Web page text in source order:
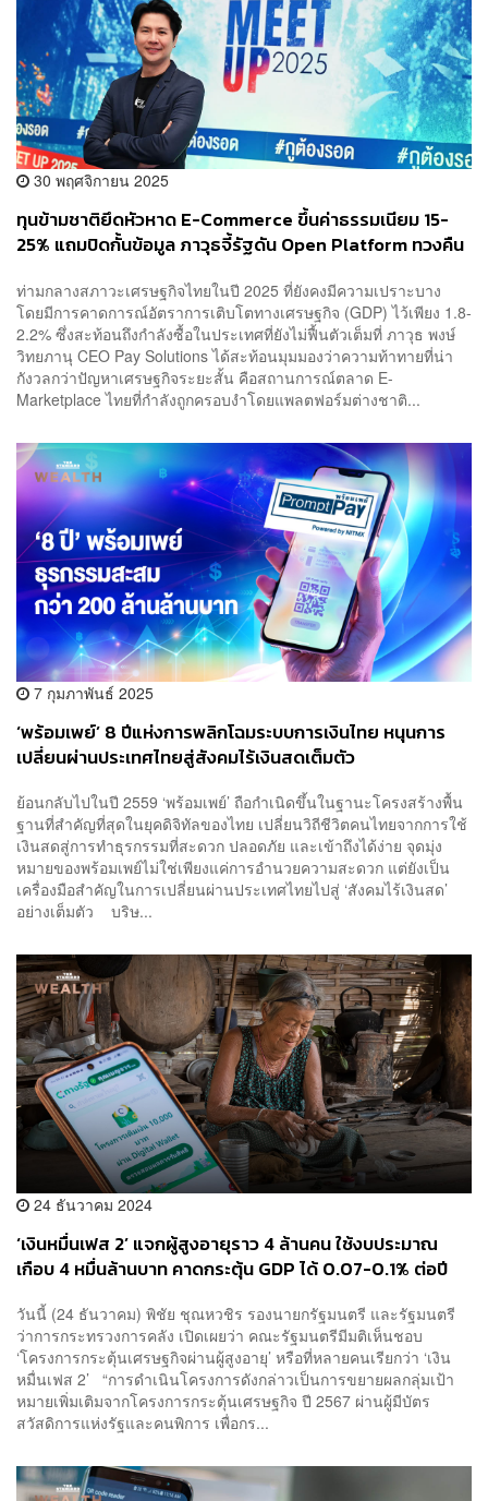
30 พฤศจิกายน 2025
ทุนข้ามชาติยึดหัวหาด E-Commerce ขึ้นค่าธรรมเนียม 15-
25% แถมปิดกั้นข้อมูล ภาวุธจี้รัฐดัน Open Platform ทวงคืน
ท่ามกลางสภาวะเศรษฐกิจไทยในปี 2025 ที่ยังคงมีความเปราะบาง
โดยมีการคาดการณ์อัตราการเติบโตทางเศรษฐกิจ (GDP) ไว้เพียง 1.8-
2.2% ซึ่งสะท้อนถึงกำลังซื้อในประเทศที่ยังไม่ฟื้นตัวเต็มที่ ภาวุธ พงษ์
วิทยภานุ CEO Pay Solutions ได้สะท้อนมุมมองว่าความท้าทายที่น่า
กังวลกว่าปัญหาเศรษฐกิจระยะสั้น คือสถานการณ์ตลาด E-
Marketplace ไทยที่กำลังถูกครอบงำโดยแพลตฟอร์มต่างชาติ...
7 กุมภาพันธ์ 2025
‘พร้อมเพย์’ 8 ปีแห่งการพลิกโฉมระบบการเงินไทย หนุนการ
เปลี่ยนผ่านประเทศไทยสู่สังคมไร้เงินสดเต็มตัว
ย้อนกลับไปในปี 2559 ‘พร้อมเพย์’ ถือกำเนิดขึ้นในฐานะโครงสร้างพื้น
ฐานที่สำคัญที่สุดในยุคดิจิทัลของไทย เปลี่ยนวิถีชีวิตคนไทยจากการใช้
เงินสดสู่การทำธุรกรรมที่สะดวก ปลอดภัย และเข้าถึงได้ง่าย จุดมุ่ง
หมายของพร้อมเพย์ไม่ใช่เพียงแค่การอำนวยความสะดวก แต่ยังเป็น
เครื่องมือสำคัญในการเปลี่ยนผ่านประเทศไทยไปสู่ ‘สังคมไร้เงินสด’
อย่างเต็มตัว บริษ...
24 ธันวาคม 2024
‘เงินหมื่นเฟส 2’ แจกผู้สูงอายุราว 4 ล้านคน ใช้งบประมาณ
เกือบ 4 หมื่นล้านบาท คาดกระตุ้น GDP ได้ 0.07-0.1% ต่อปี
วันนี้ (24 ธันวาคม) พิชัย ชุณหวชิร รองนายกรัฐมนตรี และรัฐมนตรี
ว่าการกระทรวงการคลัง เปิดเผยว่า คณะรัฐมนตรีมีมติเห็นชอบ
‘โครงการกระตุ้นเศรษฐกิจผ่านผู้สูงอายุ’ หรือที่หลายคนเรียกว่า ‘เงิน
หมื่นเฟส 2’ “การดำเนินโครงการดังกล่าวเป็นการขยายผลกลุ่มเป้า
หมายเพิ่มเติมจากโครงการกระตุ้นเศรษฐกิจ ปี 2567 ผ่านผู้มีบัตร
สวัสดิการแห่งรัฐและคนพิการ เพื่อกร...